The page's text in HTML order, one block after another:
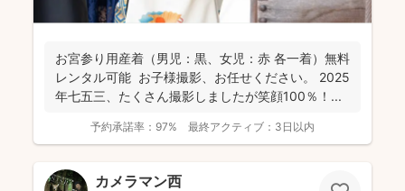
お宮参り用産着（男児：黒、女児：赤 各一着）無料
レンタル可能 お子様撮影、お任せください。 2025
年七五三、たくさん撮影しましたが笑顔100％！...
予約承諾率： 97% 最終アクティブ： 3日以内
カメラマン西